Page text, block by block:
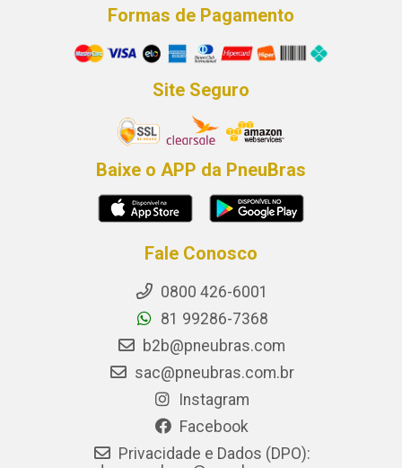
Formas de Pagamento
Site Seguro
Baixe o APP da PneuBras
Fale Conosco
0800 426-6001
81 99286-7368
b2b@pneubras.com
sac@pneubras.com.br
Instagram
Facebook
Privacidade e Dados (DPO):